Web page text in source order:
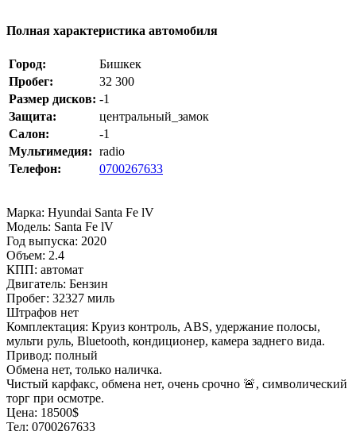
Полная характеристика автомобиля
Город:
Бишкек
Пробег:
32 300
Размер дисков: -1
Защита:
центральный_замок
Салон:
-1
Мультимедия: radio
Телефон:
0700267633
Марка: Hyundai Santa Fe lV
Модель: Santa Fe lV
Год выпуска: 2020
Объем: 2.4
КПП: автомат
Двигатель: Бензин
Пробег: 32327 миль
Штрафов нет
Комплектация: Круиз контроль, АBS, удержание полосы,
мульти руль, Bluetooth, кондиционер, камера заднего вида.
Привод: полный
Обмена нет, только наличка.
Чистый карфакс, обмена нет, очень срочно 🚨, символический
торг при осмотре.
Цена: 18500$
Тел: 0700267633